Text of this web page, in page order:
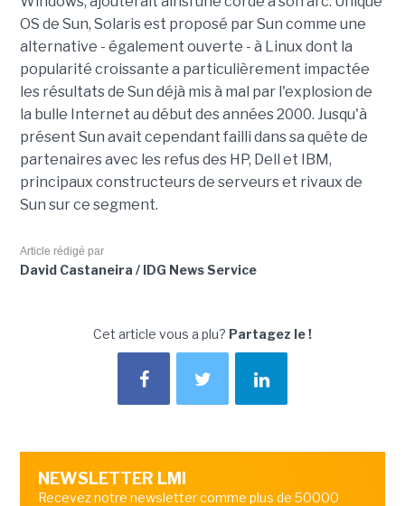
OS de Sun, Solaris est proposé par Sun comme une
alternative - également ouverte - à Linux dont la
popularité croissante a particulièrement impactée
les résultats de Sun déjà mis à mal par l'explosion de
la bulle Internet au début des années 2000. Jusqu'à
présent Sun avait cependant failli dans sa quête de
partenaires avec les refus des HP, Dell et IBM,
principaux constructeurs de serveurs et rivaux de
Sun sur ce segment.
Article rédigé par
David Castaneira / IDG News Service
Cet article vous a plu? Partagez le !
NEWSLETTER LMI
Recevez notre newsletter comme plus de 50000